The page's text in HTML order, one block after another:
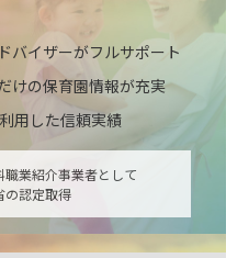
バイザーがフルサポート
けの保育園情報が充実
用した信頼実績
職業紹介事業者として
の認定取得